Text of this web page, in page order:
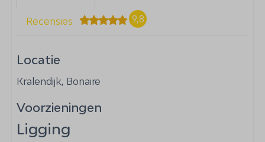
Recensies 9,8
Locatie
Kralendijk, Bonaire
Voorzieningen
Ligging